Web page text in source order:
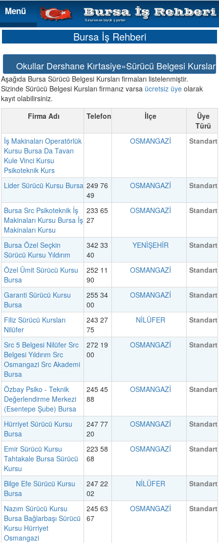
Menü
Menü
Bursa İş Rehberi
Okullar Dershane Kırtasiye»Sürücü Belgesi Kursları
Aşağıda Bursa Sürücü Belgesi Kursları firmaları listelenmiştir.
Sizinde Sürücü Belgesi Kursları firmanız varsa ücretsiz üye olarak
kayıt olabilirsiniz.
Firma Adı
Telefon İlçe
Üye
Türü
İş Makinaları Operatörlük
Kursu Bursa Da Tavan
Kule Vinci Kursu
Psikoteknik Kurs
OSMANGAZİ Standart
Lider Sürücü Kursu Bursa 249 76
49
OSMANGAZİ Standart
Bursa Src Psikoteknik İş
Makinaları Kursu Bursa İş
Makinaları Kursu
233 65
27
OSMANGAZİ Standart
Bursa Özel Seçkin
Sürücü Kursu Yıldırım
342 33
40
YENİŞEHİR Standart
Özel Ümit Sürücü Kursu
Bursa
252 11
90
OSMANGAZİ Standart
Garanti Sürücü Kursu
Bursa
255 34
00
OSMANGAZİ Standart
Filiz Sürücü Kursları
Nilüfer
243 27
75
NİLÜFER Standart
Src 5 Belgesi Nilüfer Src
Belgesi Yıldırım Src
Osmangazi Src Akademi
Bursa
272 19
00
OSMANGAZİ Standart
Özbay Psiko - Teknik
Değerlendirme Merkezi
(Esentepe Şube) Bursa
245 45
88
OSMANGAZİ Standart
Hürriyet Sürücü Kursu
Bursa
247 77
20
OSMANGAZİ Standart
Emir Sürücü Kursu
Tahtakale Bursa Sürücü
Kursu
223 58
68
OSMANGAZİ Standart
Bilge Efe Sürücü Kursu
Bursa
247 22
02
NİLÜFER Standart
Nazım Sürücü Kursu
Bursa Bağlarbaşı Sürücü
Kursu Hürriyet
Osmangazi
245 63
67
OSMANGAZİ Standart